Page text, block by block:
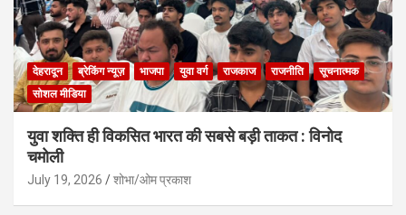
देहरादून ब्रेकिंग न्यूज़ भाजपा युवा वर्ग राजकाज राजनीति
सूचनात्मक
सोशल मीडिया
युवा शक्ति ही विकसित भारत की सबसे बड़ी ताकत : विनोद
चमोली
July 19, 2026 शोभा/ओम प्रकाश